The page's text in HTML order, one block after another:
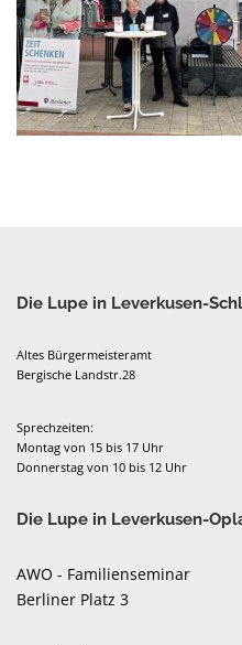
Die Lupe in Leverkusen-
Altes Bürgermeisteramt
Bergische Landstr.28
Sprechzeiten:
Montag von 15 bis 17 Uhr
Donnerstag von 10 bis 12 Uhr
Die Lupe in Leverkusen-
AWO - Familienseminar
Berliner Platz 3